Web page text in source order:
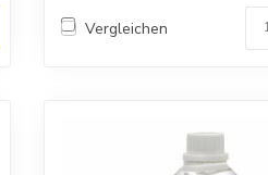
Vergleichen